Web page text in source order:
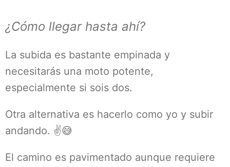
¿Cómo llegar hasta ahí?
La subida es bastante empinada y
necesitarás una moto potente,
especialmente si sois dos.
Otra alternativa es hacerlo como yo y subir
andando. ✌😅
El camino es pavimentado aunque requiere